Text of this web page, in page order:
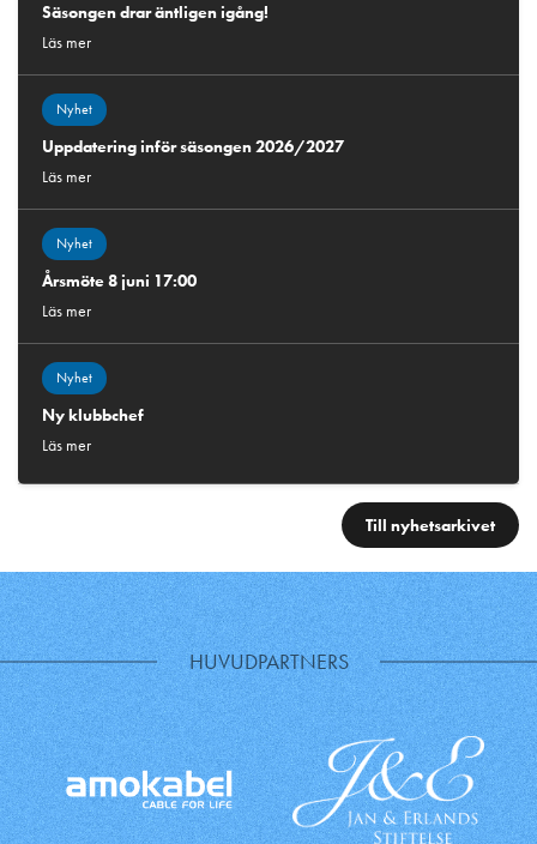
Säsongen drar äntligen igång!
Läs mer
Nyhet
Uppdatering inför säsongen 2026/2027
Läs mer
Nyhet
Årsmöte 8 juni 17:00
Läs mer
Nyhet
Ny klubbchef
Läs mer
Till nyhetsarkivet
HUVUDPARTNERS